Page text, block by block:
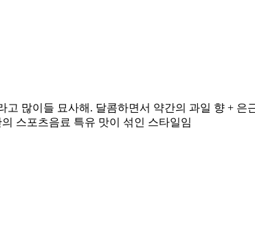
고 많이들 묘사해. 달콤하면서 약간의 과일 향 +
스포츠음료 특유 맛이 섞인 스타일임